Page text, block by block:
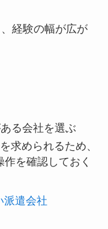
経験の幅が広が
る会社を選ぶ
求められるため、
を確認しておく
派遣会社